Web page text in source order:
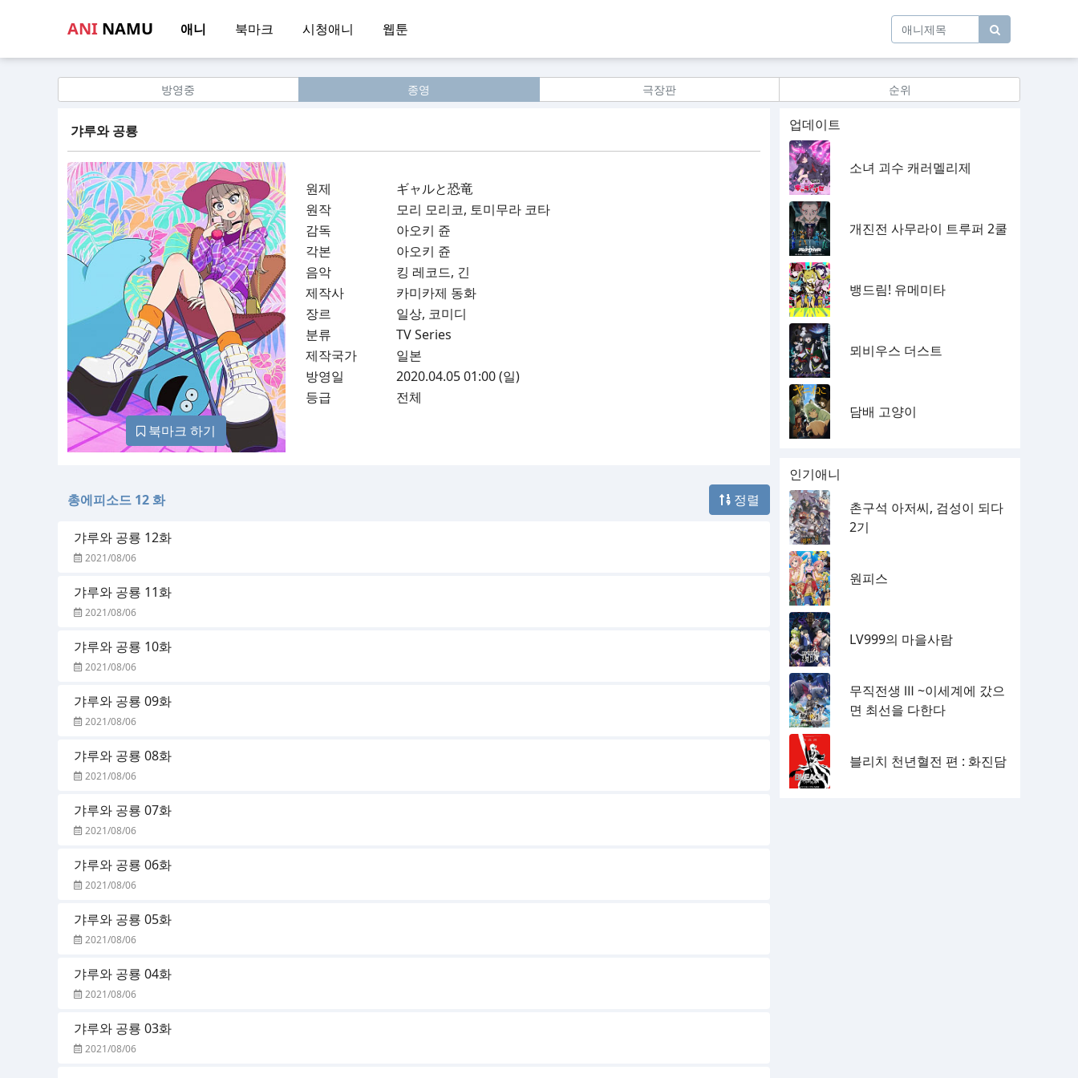
ANI NAMU 애니 북마크 시청애니 웹툰
방영중 종영 극장판 순위
갸루와 공룡
북마크 하기
원제
ギャルと恐竜
원작
모리 모리코, 토미무라 코타
감독
아오키 쥰
각본
아오키 쥰
음악
킹 레코드, 긴
제작사
카미카제 동화
장르
일상, 코미디
분류
TV Series
제작국가
일본
방영일
2020.04.05 01:00 (일)
등급
전체
총에피소드 12 화 정렬
갸루와 공룡 12화
2021/08/06
갸루와 공룡 11화
2021/08/06
갸루와 공룡 10화
2021/08/06
갸루와 공룡 09화
2021/08/06
갸루와 공룡 08화
2021/08/06
갸루와 공룡 07화
2021/08/06
갸루와 공룡 06화
2021/08/06
갸루와 공룡 05화
2021/08/06
갸루와 공룡 04화
2021/08/06
갸루와 공룡 03화
2021/08/06
업데이트
소녀 괴수 캐러멜리제
개진전 사무라이 트루퍼 2쿨
뱅드림! 유메미타
뫼비우스 더스트
담배 고양이
인기애니
촌구석 아저씨, 검성이 되다
2기
원피스
LV999의 마을사람
무직전생 Ⅲ ~이세계에 갔으
면 최선을 다한다
블리치 천년혈전 편 : 화진담